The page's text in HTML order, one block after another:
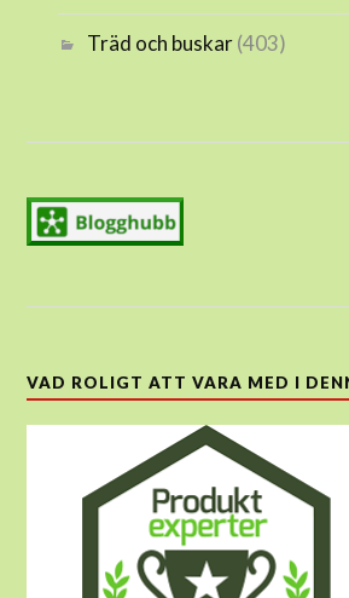
Träd och buskar(403)
VAD ROLIGT ATT VARA MED I